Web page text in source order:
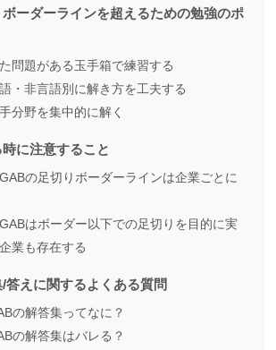
ーダーラインを超えるための勉強のポ
問題がある玉手箱で練習する
・非言語別に解き方を工夫する
分野を集中的に解く
に注意すること
の足切りボーダーラインは企業ごとに
はボーダー以下での足切りを目的に実
業も存在する
答えに関するよくある質問
の解答集ってなに？
の解答集はバレる？